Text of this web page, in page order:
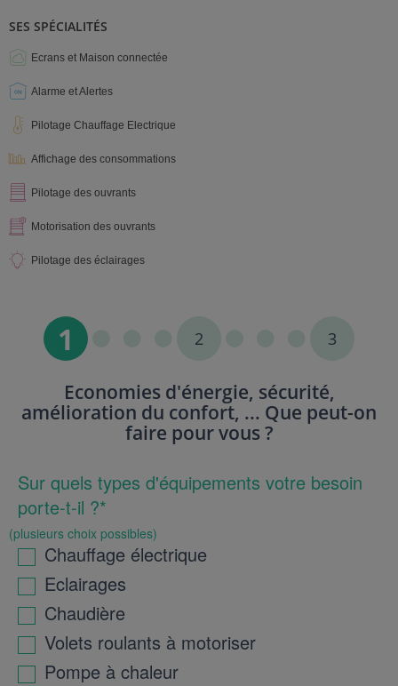
SES SPÉCIALITÉS
Ecrans et Maison connectée
Alarme et Alertes
Pilotage Chauffage Electrique
Affichage des consommations
Pilotage des ouvrants
Motorisation des ouvrants
Pilotage des éclairages
1 2 3
Economies d'énergie, sécurité,
amélioration du confort, ... Que peut-on
faire pour vous ?
Sur quels types d'équipements votre besoin
porte-t-il ?*
(plusieurs choix possibles)
Chauffage électrique
Eclairages
Chaudière
Volets roulants à motoriser
Pompe à chaleur